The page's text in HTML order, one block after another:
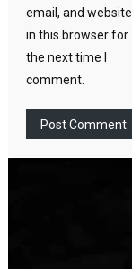
email, and website
in this browser for
the next time I
comment.